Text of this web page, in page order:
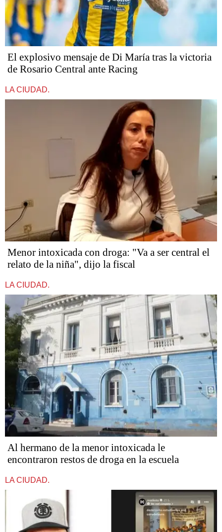
El explosivo mensaje de Di María tras la victoria
de Rosario Central ante Racing
LA CIUDAD.
Menor intoxicada con droga: "Va a ser central el
relato de la niña", dijo la fiscal
LA CIUDAD.
Al hermano de la menor intoxicada le
encontraron restos de droga en la escuela
LA CIUDAD.